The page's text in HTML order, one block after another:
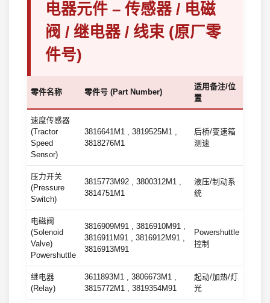
电器元件 – 传感器 / 电磁
阀 / 继电器 / 线束 (原厂零
件号)
零件名称 零件号 (Part Number)
适用备注/位
置
速度传感器
(Tractor
Speed
Sensor)
3816641M1 , 3819525M1 ,
3818276M1
后桥/变速箱
测速
压力开关
(Pressure
Switch)
3815773M92 , 3800312M1 ,
3814751M1
液压/制动系
统
电磁阀
(Solenoid
Valve)
Powershuttle
3816909M91 , 3816910M91 ,
3816911M91 , 3816912M91 ,
3816913M91
Powershuttle
控制
继电器
(Relay)
3611893M1 , 3806673M1 ,
3815772M1 , 3819354M91
起动/加热/灯
光